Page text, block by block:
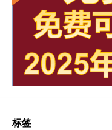
标签